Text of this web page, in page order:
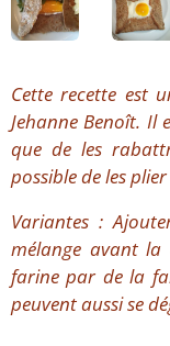
Cette recette est
Jehanne Benoît. Il
que de les
possible de les
Variantes :
mélange avant la
farine par de la
peuvent aussi se